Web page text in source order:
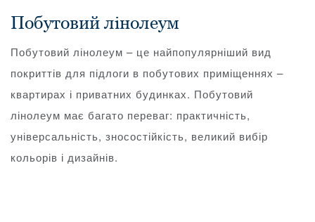
Побутовий лінолеум
Побутовий лінолеум – це найпопулярніший вид
покриттів для підлоги в побутових приміщеннях –
квартирах і приватних будинках. Побутовий
лінолеум має багато переваг: практичність,
універсальність, зносостійкість, великий вибір
кольорів і дизайнів.